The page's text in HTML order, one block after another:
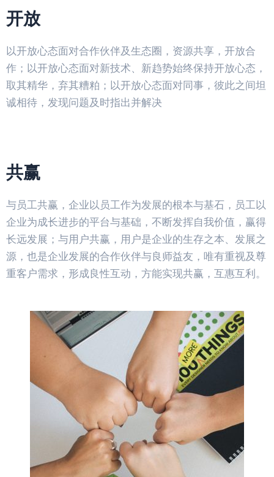
开放
以开放心态面对合作伙伴及生态圈，资源共享，开放合
作；以开放心态面对新技术、新趋势始终保持开放心态，
取其精华，弃其糟粕；以开放心态面对同事，彼此之间坦
诚相待，发现问题及时指出并解决
共赢
与员工共赢，企业以员工作为发展的根本与基石，员工以
企业为成长进步的平台与基础，不断发挥自我价值，赢得
长远发展；与用户共赢，用户是企业的生存之本、发展之
源，也是企业发展的合作伙伴与良师益友，唯有重视及尊
重客户需求，形成良性互动，方能实现共赢，互惠互利。